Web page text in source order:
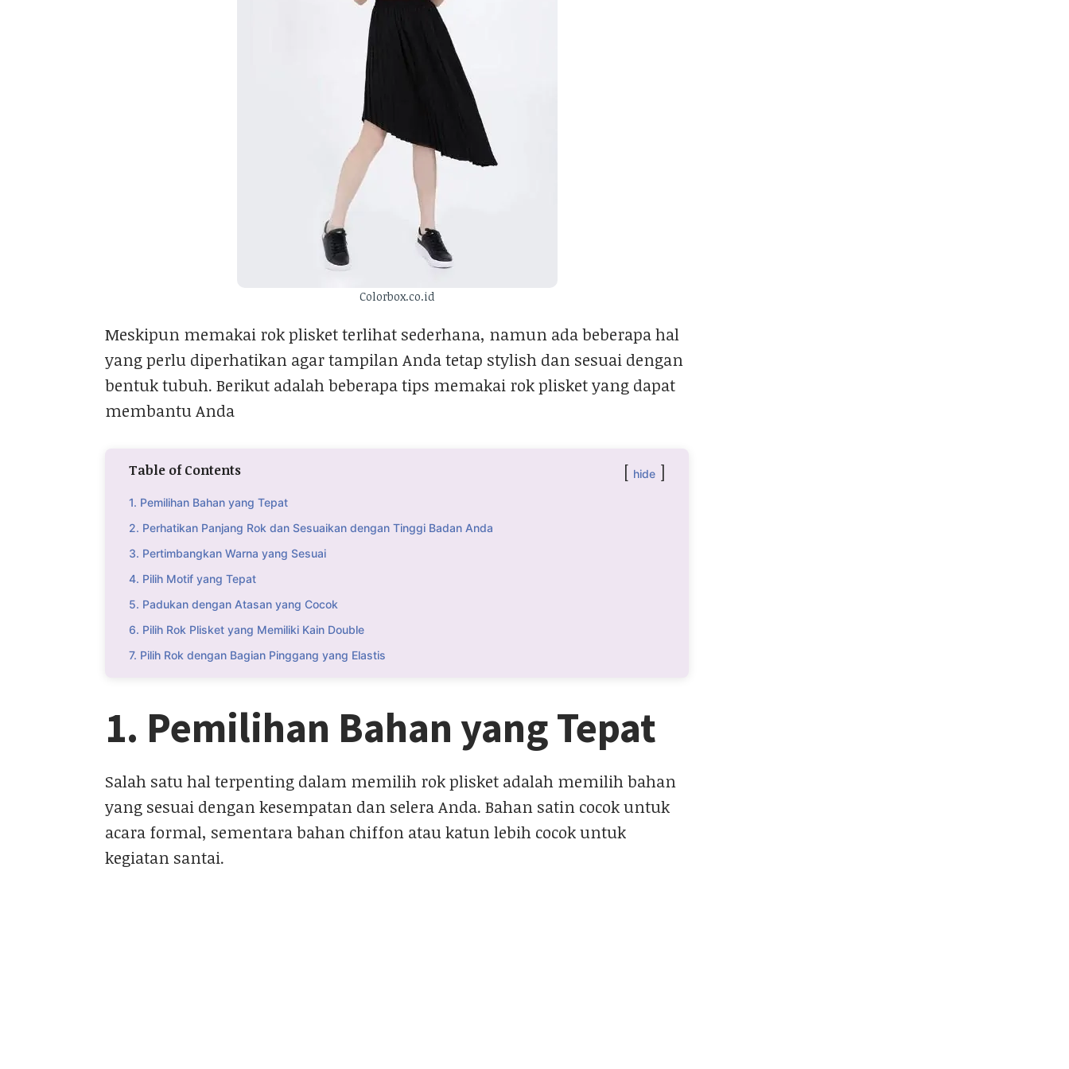
Colorbox.co.id
Meskipun memakai rok plisket terlihat sederhana, namun ada beberapa hal
yang perlu diperhatikan agar tampilan Anda tetap stylish dan sesuai dengan
bentuk tubuh. Berikut adalah beberapa tips memakai rok plisket yang dapat
membantu Anda
Table of Contents hide
1. Pemilihan Bahan yang Tepat
2. Perhatikan Panjang Rok dan Sesuaikan dengan Tinggi Badan Anda
3. Pertimbangkan Warna yang Sesuai
4. Pilih Motif yang Tepat
5. Padukan dengan Atasan yang Cocok
6. Pilih Rok Plisket yang Memiliki Kain Double
7. Pilih Rok dengan Bagian Pinggang yang Elastis
1. Pemilihan Bahan yang Tepat
Salah satu hal terpenting dalam memilih rok plisket adalah memilih bahan
yang sesuai dengan kesempatan dan selera Anda. Bahan satin cocok untuk
acara formal, sementara bahan chiffon atau katun lebih cocok untuk
kegiatan santai.